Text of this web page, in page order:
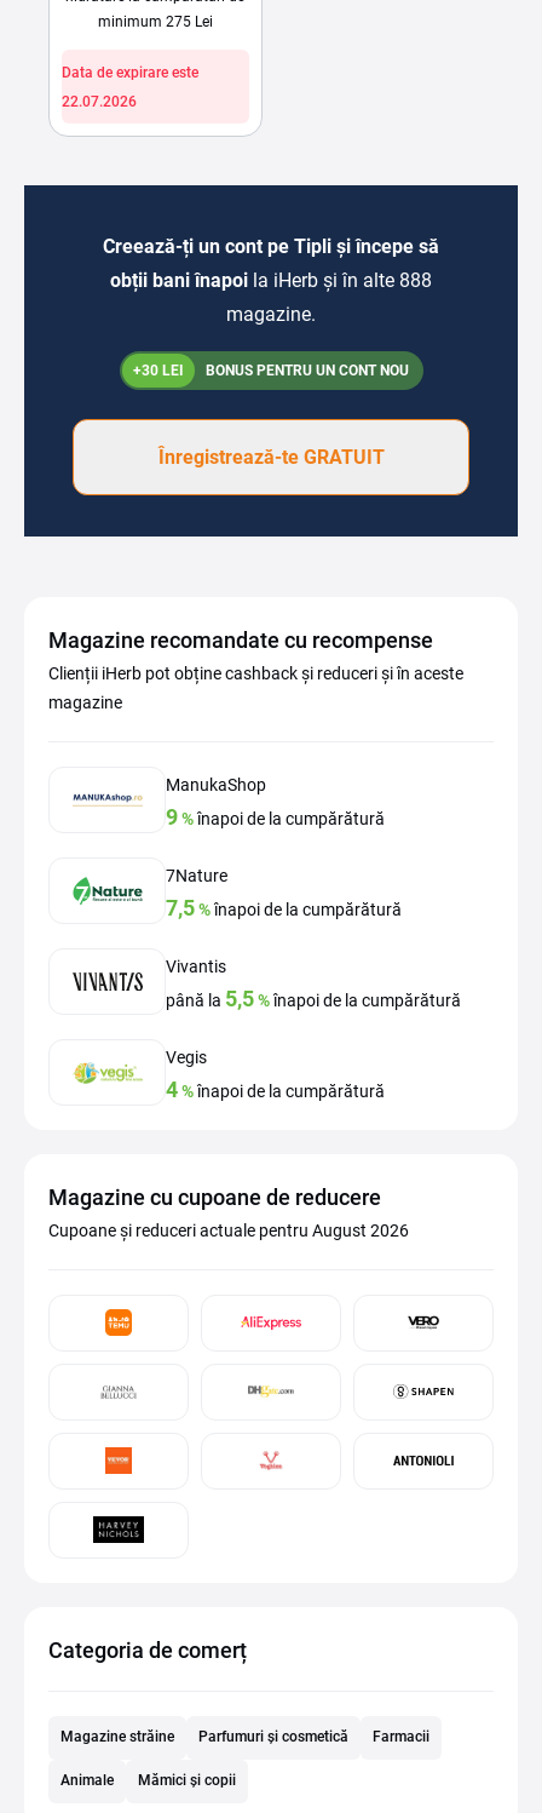
minimum 275 Lei
Data de expirare este
22.07.2026
Creează-ți un cont pe Tipli și începe să
obții bani înapoi la iHerb și în alte 888
magazine.
+30 LEI BONUS PENTRU UN CONT NOU
Înregistrează-te GRATUIT
Magazine recomandate cu recompense
Clienții iHerb pot obține cashback și reduceri și în aceste
magazine
ManukaShop
9%înapoi de la cumpărătură
7Nature
7,5%înapoi de la cumpărătură
Vivantis
până la 5,5%înapoi de la cumpărătură
Vegis
4%înapoi de la cumpărătură
Magazine cu cupoane de reducere
Cupoane și reduceri actuale pentru August 2026
Categoria de comerț
Magazine străine Parfumuri și cosmetică Farmacii
Animale Mămici și copii